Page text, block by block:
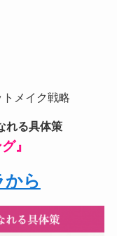
メイク戦略
れる具体策
』
から